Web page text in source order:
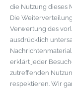
die Nutzung dieses
Die
Verwertung des
ausdrücklich
erklärt jeder
zutreffenden
respektieren. Wir